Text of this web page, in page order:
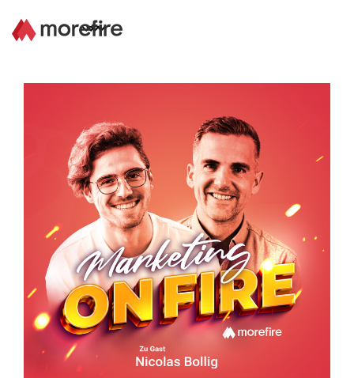
Über uns
Newsletter
Kontakt